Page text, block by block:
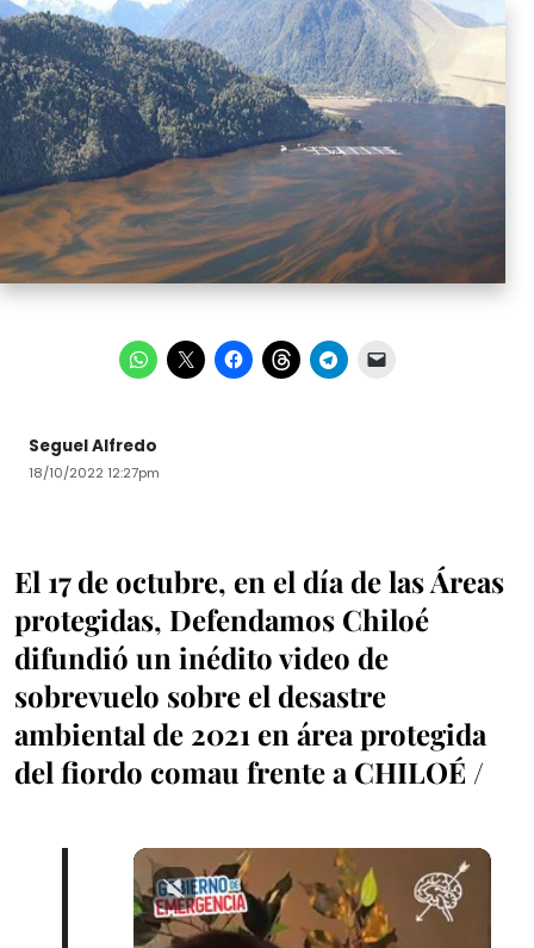
Seguel Alfredo
18/10/2022 12:27pm
El 17 de octubre, en el día de las Áreas
protegidas, Defendamos Chiloé
difundió un inédito video de
sobrevuelo sobre el desastre
ambiental de 2021 en área protegida
del fiordo comau frente a CHILOÉ /